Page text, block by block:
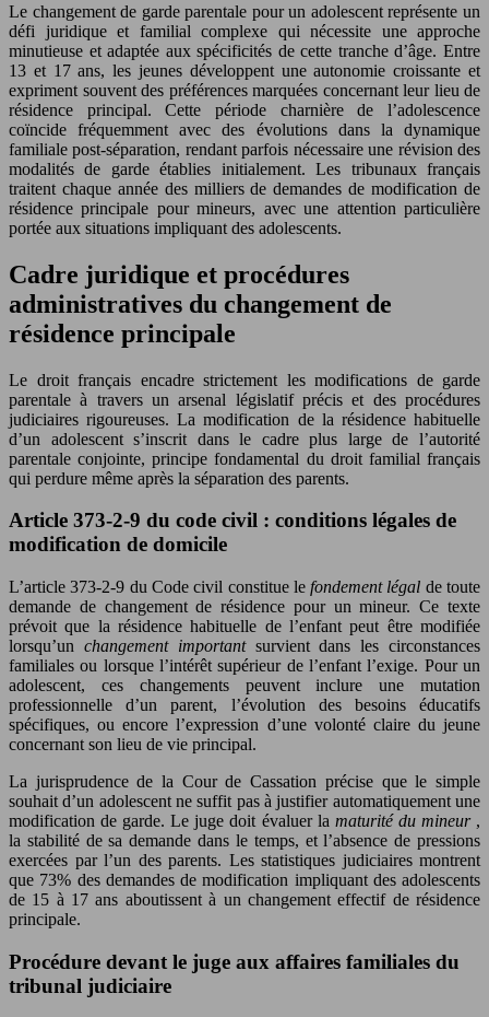
Le changement de garde parentale pour un adolescent représente un
défi juridique et familial complexe qui nécessite une approche
minutieuse et adaptée aux spécificités de cette tranche d’âge. Entre
13 et 17 ans, les jeunes développent une autonomie croissante et
expriment souvent des préférences marquées concernant leur lieu de
résidence principal. Cette période charnière de l’adolescence
coïncide fréquemment avec des évolutions dans la dynamique
familiale post-séparation, rendant parfois nécessaire une révision des
modalités de garde établies initialement. Les tribunaux français
traitent chaque année des milliers de demandes de modification de
résidence principale pour mineurs, avec une attention particulière
portée aux situations impliquant des adolescents.
Cadre juridique et procédures
administratives du changement de
résidence principale
Le droit français encadre strictement les modifications de garde
parentale à travers un arsenal législatif précis et des procédures
judiciaires rigoureuses. La modification de la résidence habituelle
d’un adolescent s’inscrit dans le cadre plus large de l’autorité
parentale conjointe, principe fondamental du droit familial français
qui perdure même après la séparation des parents.
Article 373-2-9 du code civil : conditions légales de
modification de domicile
L’article 373-2-9 du Code civil constitue le fondement légal de toute
demande de changement de résidence pour un mineur. Ce texte
prévoit que la résidence habituelle de l’enfant peut être modifiée
lorsqu’un changement important survient dans les circonstances
familiales ou lorsque l’intérêt supérieur de l’enfant l’exige. Pour un
adolescent, ces changements peuvent inclure une mutation
professionnelle d’un parent, l’évolution des besoins éducatifs
spécifiques, ou encore l’expression d’une volonté claire du jeune
concernant son lieu de vie principal.
La jurisprudence de la Cour de Cassation précise que le simple
souhait d’un adolescent ne suffit pas à justifier automatiquement une
modification de garde. Le juge doit évaluer la maturité du mineur ,
la stabilité de sa demande dans le temps, et l’absence de pressions
exercées par l’un des parents. Les statistiques judiciaires montrent
que 73% des demandes de modification impliquant des adolescents
de 15 à 17 ans aboutissent à un changement effectif de résidence
principale.
Procédure devant le juge aux affaires familiales du
tribunal judiciaire